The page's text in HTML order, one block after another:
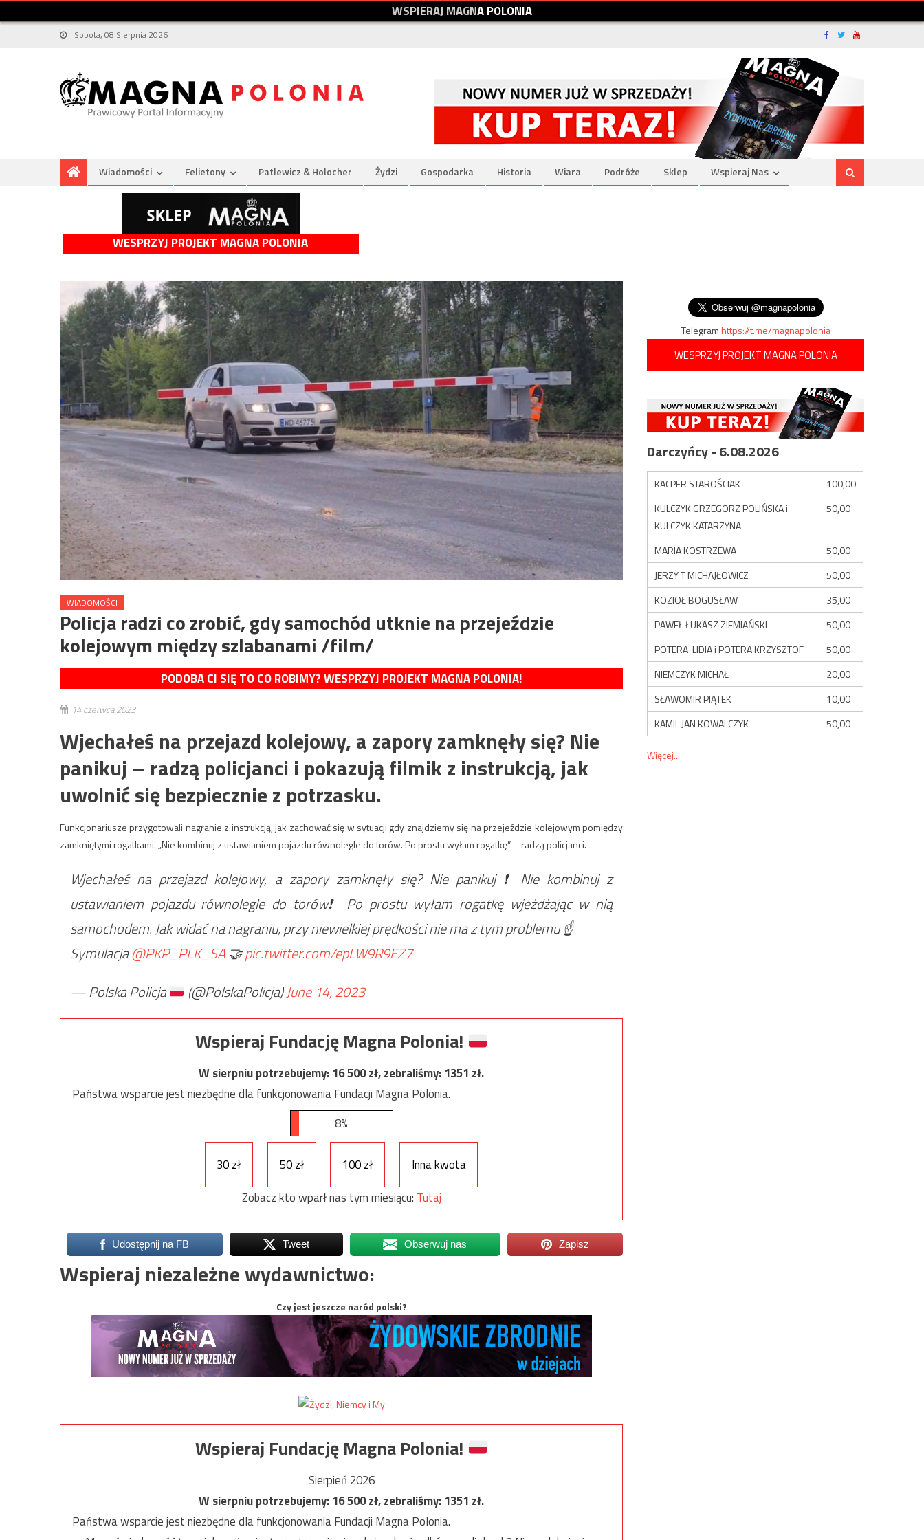
WSPIERAJMAGNAPOLONIA
Sobota, 08 Sierpnia 2026
Wiadomości Felietony Patlewicz & Holocher Żydzi Gospodarka Historia Wiara Podróże Sklep Wspieraj Nas
WESPRZYJ PROJEKT MAGNA POLONIA
WIADOMOŚCI
Policja radzi co zrobić, gdy samochód utknie na przejeździe
kolejowym między szlabanami /film/
PODOBA CI SIĘ TO CO ROBIMY? WESPRZYJ PROJEKT MAGNA POLONIA!
14 czerwca 2023
Wjechałeś na przejazd kolejowy, a zapory zamknęły się? Nie
panikuj – radzą policjanci i pokazują filmik z instrukcją, jak
uwolnić się bezpiecznie z potrzasku.
Funkcjonariusze przygotowali nagranie z instrukcją, jak zachować się w sytuacji gdy znajdziemy się na przejeździe kolejowym pomiędzy
zamkniętymi rogatkami. „Nie kombinuj z ustawianiem pojazdu równolegle do torów. Po prostu wyłam rogatkę” – radzą policjanci.
Wjechałeś na przejazd kolejowy, a zapory zamknęły się? Nie panikuj ❗️ Nie kombinuj z
ustawianiem pojazdu równolegle do torów❗️ Po prostu wyłam rogatkę wjeżdżając w nią
samochodem. Jak widać na nagraniu, przy niewielkiej prędkości nie ma z tym problemu ☝️
Symulacja@PKP_PLK_SA🤝pic.twitter.com/epLW9R9EZ7
— Polska Policja
(@PolskaPolicja)June 14, 2023
Wspieraj Fundację Magna Polonia!
W sierpniu potrzebujemy:16 500zł, zebraliśmy:1351 zł.
Państwa wsparcie jest niezbędne dla funkcjonowania Fundacji Magna Polonia.
8%
30 zł 50 zł 100 zł
Inna kwota
Zobacz kto wparł nas tym miesiącu: Tutaj
Udostępnij na FB Tweet Obserwuj nas Zapisz
Wspieraj niezależne wydawnictwo:
Czy jest jeszcze naród polski?
Wspieraj Fundację Magna Polonia!
Sierpień 2026
W sierpniu potrzebujemy:16 500zł, zebraliśmy:1351 zł.
Państwa wsparcie jest niezbędne dla funkcjonowania Fundacji Magna Polonia.
Telegramhttps://t.me/magnapolonia
WESPRZYJ PROJEKT MAGNA POLONIA
Darczyńcy - 6.08.2026
KACPER STAROŚCIAK
100,00
KULCZYK GRZEGORZ POLIŃSKA i
KULCZYK KATARZYNA
50,00
MARIA KOSTRZEWA
50,00
JERZY T MICHAJŁOWICZ
50,00
KOZIOŁ BOGUSŁAW
35,00
PAWEŁ ŁUKASZ ZIEMIAŃSKI
50,00
POTERA LIDIA i POTERA KRZYSZTOF
50,00
NIEMCZYK MICHAŁ
20,00
SŁAWOMIR PIĄTEK
10,00
KAMIL JAN KOWALCZYK
50,00
Więcej...